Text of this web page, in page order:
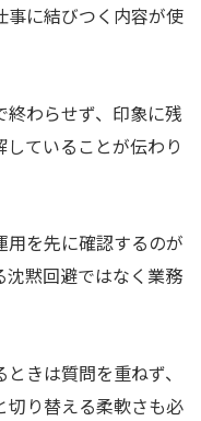
事に結びつく内容が使
わらせず、印象に残
ていることが伝わり
用を先に確認するのが
黙回避ではなく業務
きは質問を重ねず、
切り替える柔軟さも必